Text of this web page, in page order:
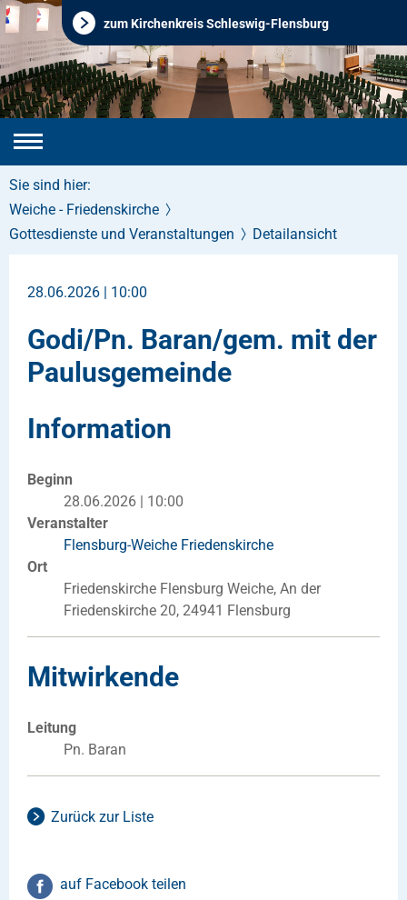
zum Kirchenkreis Schleswig-Flensburg
Sie sind hier:
Weiche - Friedenskirche
Gottesdienste und Veranstaltungen
Detailansicht
28.06.2026 | 10:00
Godi/Pn. Baran/gem. mit der
Paulusgemeinde
Information
Beginn
28.06.2026 | 10:00
Veranstalter
Flensburg-Weiche Friedenskirche
Ort
Friedenskirche Flensburg Weiche, An der
Friedenskirche 20, 24941 Flensburg
Mitwirkende
Leitung
Pn. Baran
Zurück zur Liste
auf Facebook teilen